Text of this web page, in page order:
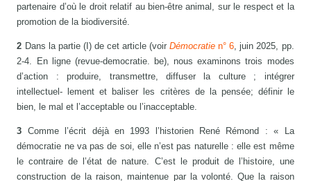
partenaire d’où le droit relatif au bien-être animal, sur le respect et la
promotion de la biodiversité.
2 Dans la partie (I) de cet article (voirDémocratien° 6, juin 2025, pp.
2-4. En ligne (revue-democratie. be), nous examinons trois modes
d’action : produire, transmettre, diffuser la culture ; intégrer
intellectuel- lement et baliser les critères de la pensée; définir le
bien, le mal et l’acceptable ou l’inacceptable.
3 Comme l’écrit déjà en 1993 l’historien René Rémond : « La
démocratie ne va pas de soi, elle n’est pas naturelle : elle est même
le contraire de l’état de nature. C’est le produit de l’histoire, une
construction de la raison, maintenue par la volonté. Que la raison